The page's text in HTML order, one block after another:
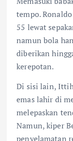
tempo.
55 lewat
namun bola
diberikan
kerepotan.
Di sisi lain,
emas lahir di
melepaskan
Namun, kiper
penyelamatan